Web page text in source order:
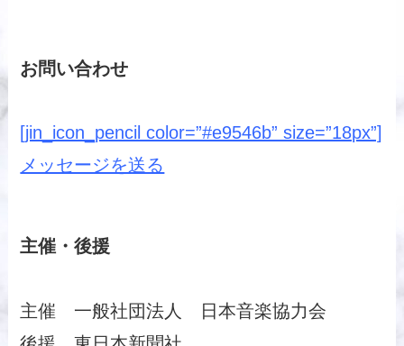
お問い合わせ
[jin_icon_pencil color=”#e9546b” size=”18px”]
メッセージを送る
主催・後援
主催 一般社団法人 日本音楽協力会